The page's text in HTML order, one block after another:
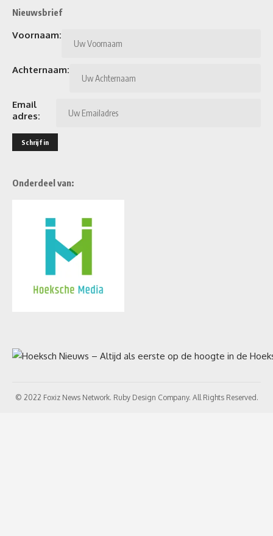
Nieuwsbrief
Voornaam:
Achternaam:
Email
adres:
Onderdeel van:
© 2022 Foxiz News Network. Ruby Design Company. All Rights Reserved.